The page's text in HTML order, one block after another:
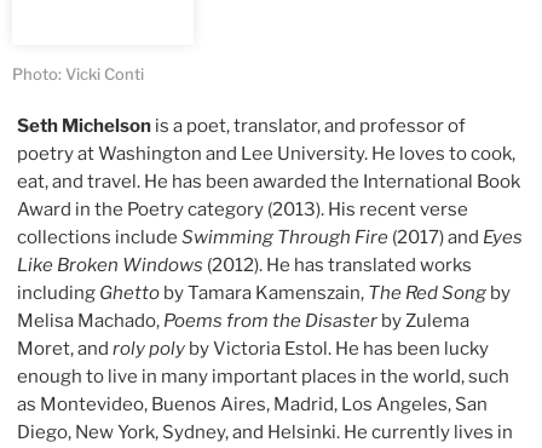
Photo: Vicki Conti
Seth Michelson is a poet, translator, and professor of
poetry at Washington and Lee University. He loves to cook,
eat, and travel. He has been awarded the International Book
Award in the Poetry category (2013). His recent verse
collections includeSwimming Through Fire (2017) and Eyes
Like Broken Windows (2012). He has translated works
including Ghetto by Tamara Kamenszain, The Red Song by
Melisa Machado, Poems from the Disaster by Zulema
Moret, androly poly by Victoria Estol. He has been lucky
enough to live in many important places in the world, such
as Montevideo, Buenos Aires, Madrid, Los Angeles, San
Diego, New York, Sydney, and Helsinki. He currently lives in